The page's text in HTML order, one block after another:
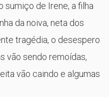
de Irene, a filha
da noiva, neta dos
tragédia, o desespero
vão sendo remoídas,
vão caindo e algumas